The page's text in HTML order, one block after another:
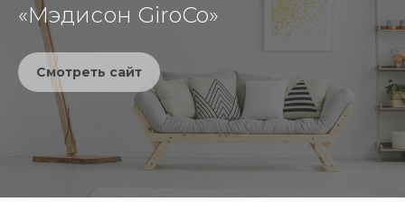
«Мэдисон GiroCo»
Смотреть сайт